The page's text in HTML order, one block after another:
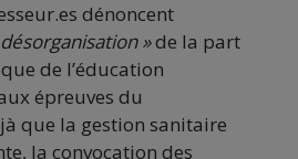
dénoncent
désorganisation »de la part
de l’éducation
épreuves du
que la gestion sanitaire
la convocation des